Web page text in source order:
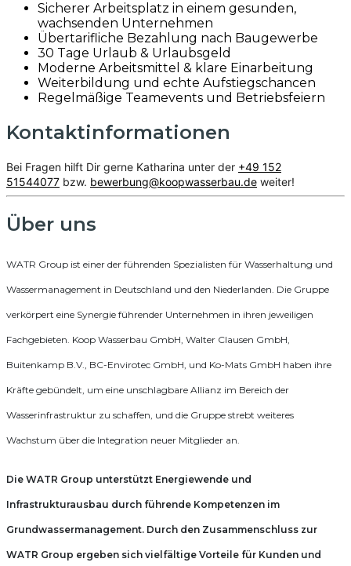
Sicherer Arbeitsplatz in einem gesunden,
wachsenden Unternehmen
Übertarifliche Bezahlung nach Baugewerbe
30 Tage Urlaub & Urlaubsgeld
Moderne Arbeitsmittel & klare Einarbeitung
Weiterbildung und echte Aufstiegschancen
Regelmäßige Teamevents und Betriebsfeiern
Kontaktinformationen
Bei Fragen hilft Dir gerne Katharina unter der +49 152
51544077 bzw. bewerbung@koopwasserbau.de weiter!
Über uns
WATR Group ist einer der führenden Spezialisten für Wasserhaltung und
Wassermanagement in Deutschland und den Niederlanden. Die Gruppe
verkörpert eine Synergie führender Unternehmen in ihren jeweiligen
Fachgebieten. Koop Wasserbau GmbH, Walter Clausen GmbH,
Buitenkamp B.V., BC-Envirotec GmbH, und Ko-Mats GmbH haben ihre
Kräfte gebündelt, um eine unschlagbare Allianz im Bereich der
Wasserinfrastruktur zu schaffen, und die Gruppe strebt weiteres
Wachstum über die Integration neuer Mitglieder an.
Die WATR Group unterstützt Energiewende und
Infrastrukturausbau durch führende Kompetenzen im
Grundwassermanagement. Durch den Zusammenschluss zur
WATR Group ergeben sich vielfältige Vorteile für Kunden und